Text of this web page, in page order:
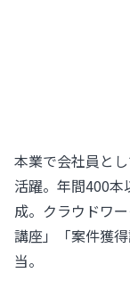
本業で会社員と
活躍。年間400
成。クラウドワ
講座」「案件獲
当。